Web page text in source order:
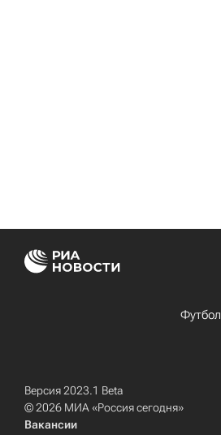
Футбол
Версия 2023.1 Beta
© 2026 МИА «Россия сегодня»
Вакансии